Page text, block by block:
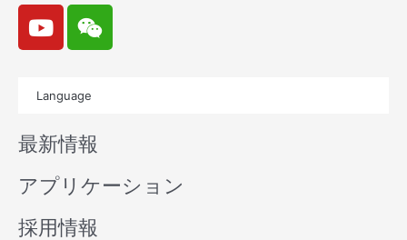
Y
o
u
b
e
W
e
i
n
Language
最新情報
アプリケーション
採用情報